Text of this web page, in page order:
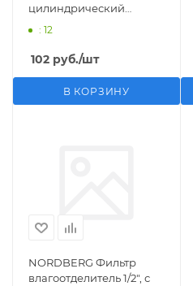
цилиндрический
M1/2">F1/4"
: 12
102 руб./шт
В КОРЗИНУ
NORDBERG Фильтр
влагоотделитель 1/2", с